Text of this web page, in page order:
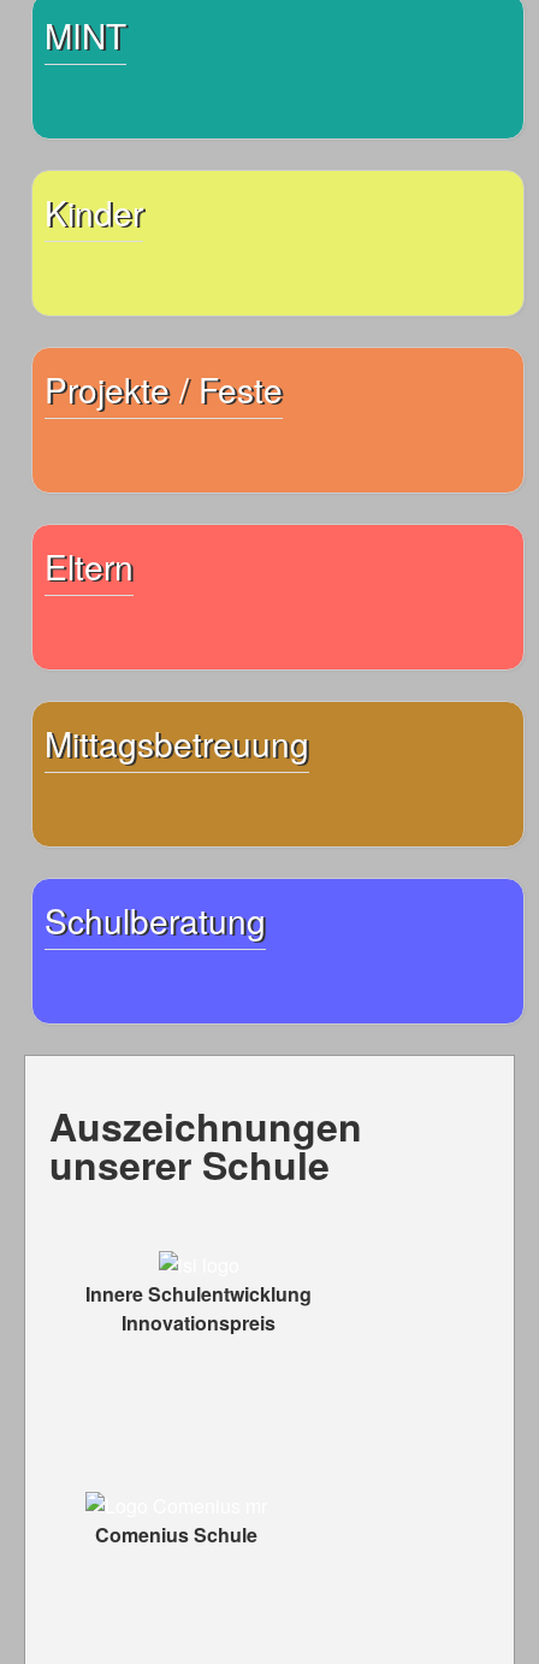
MINT
Kinder
Projekte / Feste
Eltern
Mittagsbetreuung
Schulberatung
Auszeichnungen
unserer Schule
Innere Schulentwicklung
Innovationspreis
Comenius Schule